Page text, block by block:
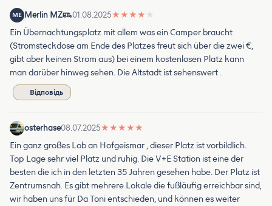
ME Merlin MZ 01.08.2025★ ★ ★ ★ ★
Ein Übernachtungsplatz mit allem was ein Camper braucht
(Stromsteckdose am Ende des Platzes freut sich über die zwei €,
gibt aber keinen Strom aus) bei einem kostenlosen Platz kann
man darüber hinweg sehen. Die Altstadt ist sehenswert .
Відповідь
osterhase08.07.2025★ ★ ★ ★ ★
Ein ganz großes Lob an Hofgeismar , dieser Platz ist vorbildlich.
Top Lage sehr viel Platz und ruhig. Die V+E Station ist eine der
besten die ich in den letzten 35 Jahren gesehen habe. Der Platz ist
Zentrumsnah. Es gibt mehrere Lokale die fußläufig erreichbar sind,
wir haben uns für Da Toni entschieden, und können es weiter